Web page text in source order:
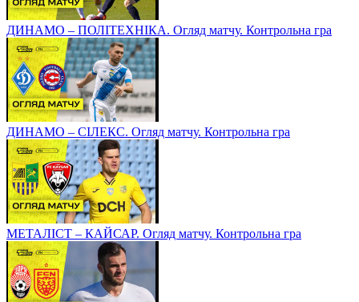
ДИНАМО – ПОЛІТЕХНІКА. Огляд матчу. Контрольна гра
ДИНАМО – СІЛЕКС. Огляд матчу. Контрольна гра
МЕТАЛІСТ – КАЙСАР. Огляд матчу. Контрольна гра